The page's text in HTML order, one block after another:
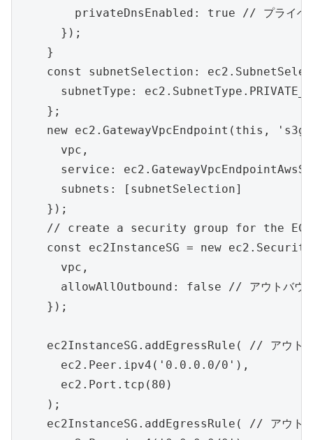
privateDnsEnabled: true // プライベー
      });
    }
const subnetSelection:
subnetType:
    };
new ec2.GatewayVpcEndpoint(this,
      vpc,
service:
      subnets: [subnetSelection]
    });
// create a security group for the
const ec2InstanceSG = new
      vpc,
allowAllOutbound: false // アウトバウン
    });
ec2InstanceSG.addEgressRule( // アウトバ
      ec2.Peer.ipv4('0.0.0.0/0'),
      ec2.Port.tcp(80)
    );
ec2InstanceSG.addEgressRule( // アウトバ